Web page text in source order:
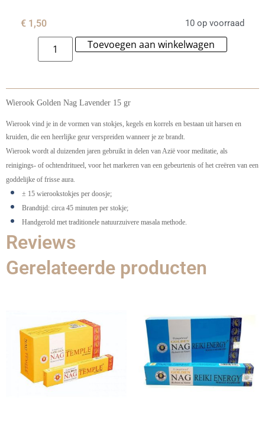
€ 1,50 10 op voorraad
Toevoegen aan winkelwagen
Wierook Golden Nag Lavender 15 gr
Wierook vind je in de vormen van stokjes, kegels en korrels en bestaan uit harsen en
kruiden, die een heerlijke geur verspreiden wanneer je ze brandt.
Wierook wordt al duizenden jaren gebruikt in delen van Azië voor meditatie, als
reinigings- of ochtendritueel, voor het markeren van een gebeurtenis of het creëren van een
goddelijke of frisse aura.
± 15 wierookstokjes per doosje;
Brandtijd: circa 45 minuten per stokje;
Handgerold met traditionele natuurzuivere masala methode.
Reviews
Gerelateerde producten